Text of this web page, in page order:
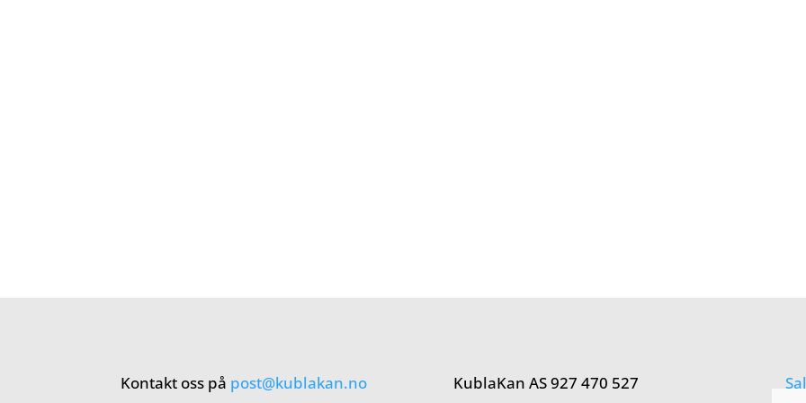
Kontakt oss på post@kublakan.no KublaKan AS 927 470 527